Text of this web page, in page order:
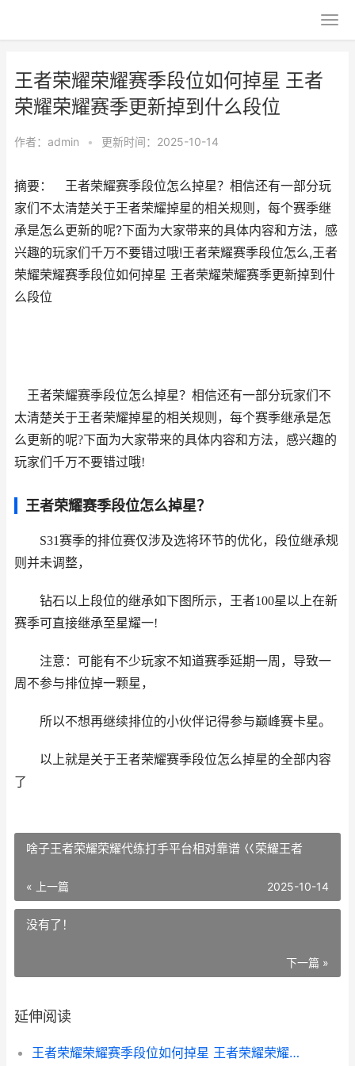
王者荣耀荣耀赛季段位如何掉星 王者
荣耀荣耀赛季更新掉到什么段位
作者： admin • 更新时间：2025-10-14
摘要： 王者荣耀赛季段位怎么掉星？相信还有一部分玩
家们不太清楚关于王者荣耀掉星的相关规则，每个赛季继
承是怎么更新的呢?下面为大家带来的具体内容和方法，感
兴趣的玩家们千万不要错过哦!王者荣耀赛季段位怎么,王者
荣耀荣耀赛季段位如何掉星 王者荣耀荣耀赛季更新掉到什
么段位
王者荣耀赛季段位怎么掉星？相信还有一部分玩家们不
太清楚关于王者荣耀掉星的相关规则，每个赛季继承是怎
么更新的呢?下面为大家带来的具体内容和方法，感兴趣的
玩家们千万不要错过哦!
王者荣耀赛季段位怎么掉星？
S31赛季的排位赛仅涉及选将环节的优化，段位继承规
则并未调整，
钻石以上段位的继承如下图所示，王者100星以上在新
赛季可直接继承至星耀一!
注意：可能有不少玩家不知道赛季延期一周，导致一
周不参与排位掉一颗星，
所以不想再继续排位的小伙伴记得参与巅峰赛卡星。
以上就是关于王者荣耀赛季段位怎么掉星的全部内容
了
啥子王者荣耀荣耀代练打手平台相对靠谱 巜荣耀王者
« 上一篇 2025-10-14
没有了！
下一篇 »
延伸阅读
王者荣耀荣耀赛季段位如何掉星 王者荣耀荣耀赛季更新掉到什么段位